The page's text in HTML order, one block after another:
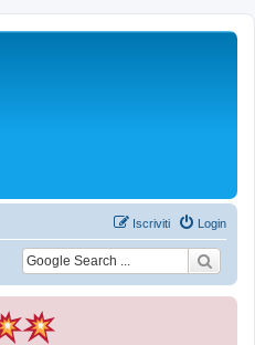
Login
Iscriviti